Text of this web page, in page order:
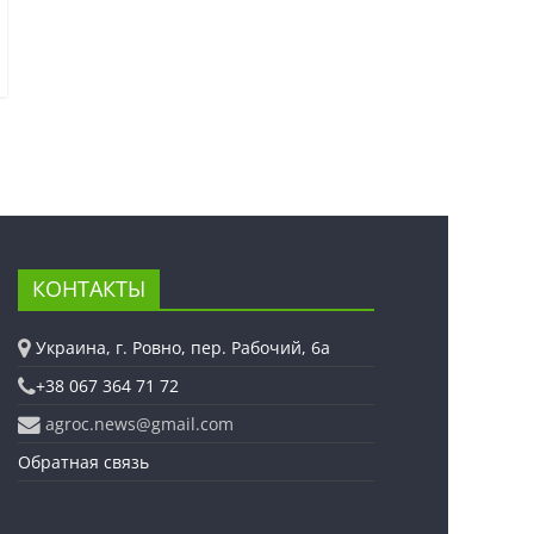
КОНТАКТЫ
Украина, г. Ровно, пер. Рабочий, 6а
+38 067 364 71 72
agroc.news@gmail.com
Обратная связь